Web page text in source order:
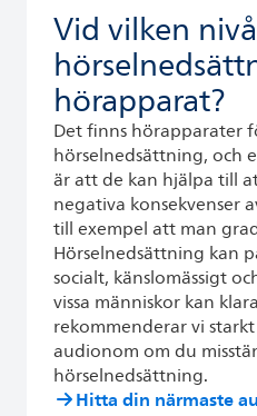
Vid vilken
hörapparat?
Det finns hörapparater
hörselnedsättning, och
är att de kan hjälpa till
negativa konsekvenser
till exempel att man
Hörselnedsättning kan
socialt, känslomässigt
vissa människor kan
rekommenderar vi
audionom om du
hörselnedsättning.
Hitta din närmaste